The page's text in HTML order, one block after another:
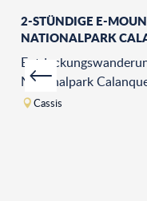
2-STÜNDIGE E-
NATIONALPARK
Nationalpark
Cassis